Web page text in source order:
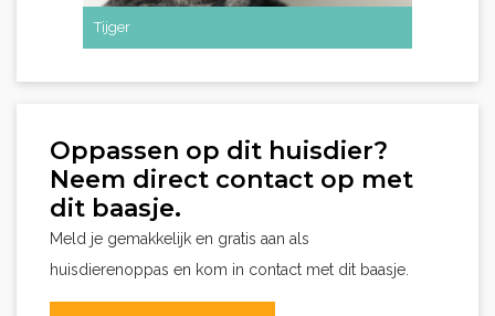
Tijger
Oppassen op dit huisdier?
Neem direct contact op met
dit baasje.
Meld je gemakkelijk en gratis aan als
huisdierenoppas en kom in contact met dit baasje.